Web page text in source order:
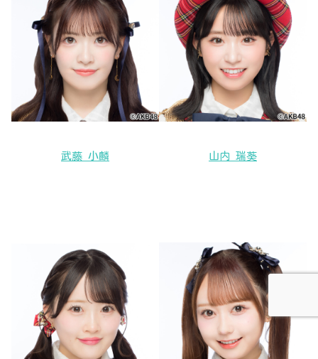
武藤 小麟 山内 瑞葵